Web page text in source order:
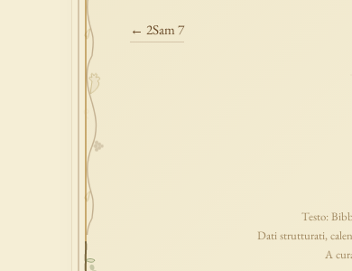
← 2Sam 7
Testo:
Dati strutturati,
A